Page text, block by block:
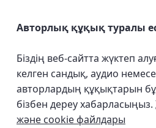
Авторлық құқық туралы
Біздің веб-сайтта жүктеп
келген сандық, аудио
авторлардың құқықтарын
бізбен дереу хабарласыңыз.
және cookie файлдары